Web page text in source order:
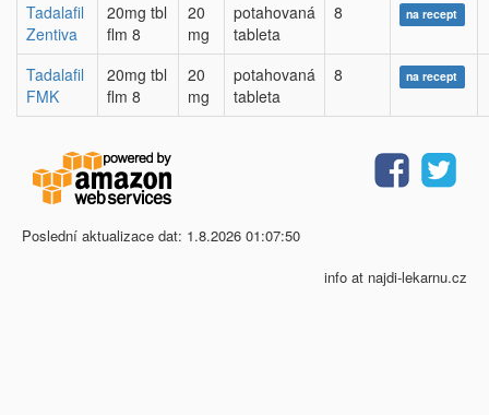
Tadalafil
Zentiva
20mg tbl
flm 8
20
mg
potahovaná
tableta
8 na recept
Tadalafil
FMK
20mg tbl
flm 8
20
mg
potahovaná
tableta
8 na recept
Poslední aktualizace dat: 1.8.2026 01:07:50
info at najdi-lekarnu.cz